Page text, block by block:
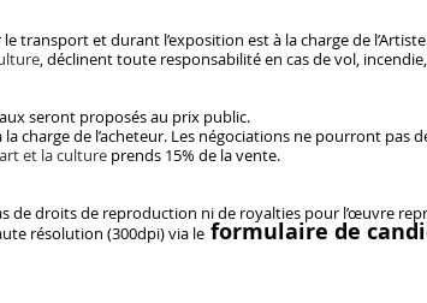
transport et durant l’exposition est à la charge de
, déclinent toute responsabilité en cas de vol,
seront proposés au prix public.
charge de l’acheteur. Les négociations ne pourront
et la culture prends 15% de la vente.
de droits de reproduction ni de royalties pour l’œuvre
résolution (300dpi) via le formulaire de